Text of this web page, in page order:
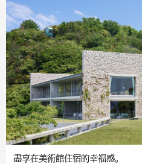
盡享在美術館住宿的幸福感。